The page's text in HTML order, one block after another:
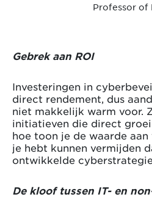
Professor of
Gebrek aan ROI
Investeringen in
direct rendement, dus
niet makkelijk warm voor.
initiatieven die direct
hoe toon je de waarde
je hebt kunnen vermijden
ontwikkelde
De kloof tussen IT- en